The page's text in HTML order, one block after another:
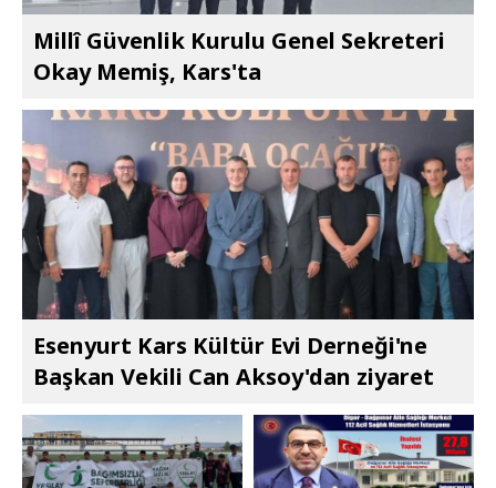
Millî Güvenlik Kurulu Genel Sekreteri
Okay Memiş, Kars'ta
Esenyurt Kars Kültür Evi Derneği'ne
Başkan Vekili Can Aksoy'dan ziyaret